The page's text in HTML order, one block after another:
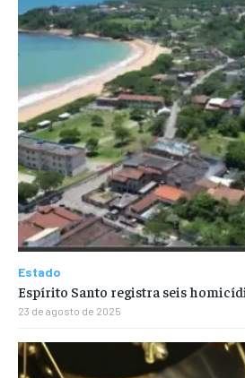
Estado
Espírito Santo registra seis
23 de agosto de 2025